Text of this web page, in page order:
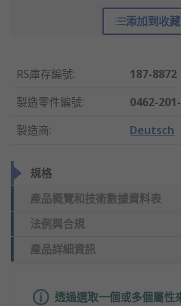
添加到收
RS庫存編號:
187-8872
製造零件編號:
0462-
製造商: Deutsch
規格
產品概覽和技術數據資料表
法例與合規
產品詳細資訊
透過選取一個或多個屬性